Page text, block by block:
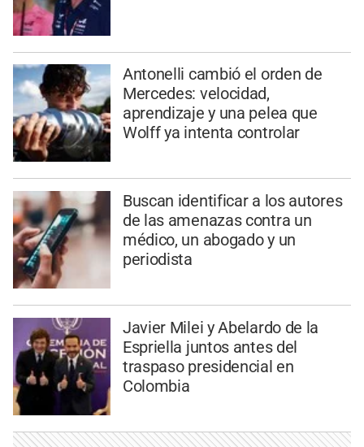
Antonelli cambió el orden de
Mercedes: velocidad,
aprendizaje y una pelea que
Wolff ya intenta controlar
Buscan identificar a los autores
de las amenazas contra un
médico, un abogado y un
periodista
Javier Milei y Abelardo de la
Espriella juntos antes del
traspaso presidencial en
Colombia